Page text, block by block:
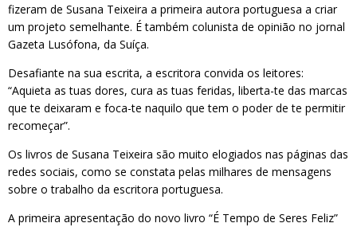
fizeram de Susana Teixeira a primeira autora portuguesa a criar
um projeto semelhante. É também colunista de opinião no jornal
Gazeta Lusófona, da Suíça.
Desafiante na sua escrita, a escritora convida os leitores:
“Aquieta as tuas dores, cura as tuas feridas, liberta-te das marcas
que te deixaram e foca-te naquilo que tem o poder de te permitir
recomeçar”.
Os livros de Susana Teixeira são muito elogiados nas páginas das
redes sociais, como se constata pelas milhares de mensagens
sobre o trabalho da escritora portuguesa.
A primeira apresentação do novo livro “É Tempo de Seres Feliz”